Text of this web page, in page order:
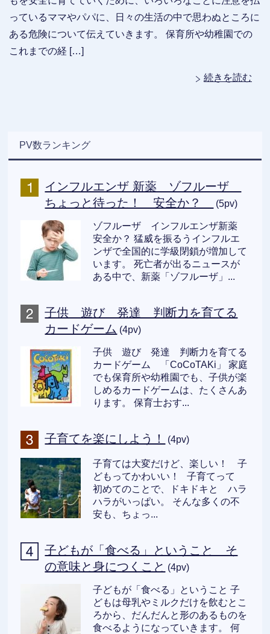
っているママやパパに、日々の生活の中で思わぬところに
ある危険について伝えていきます。 保育所や幼稚園での
これまでの経 […]
続きを読む
PV数ランキング
インフルエンザ 新薬 ゾフルーザ
ちょっと待った！ 安全か？
(5pv)
ゾフルーザ インフルエンザ新薬
安全か？ 猛威を振るうインフルエ
ンザで全国的に学級閉鎖が増加して
います。 死亡者が出るニュースが
ある中で、新薬「ゾフルーザ」...
子供 遊び 発達 判断力を育てる
カードゲーム (4pv)
子供 遊び 発達 判断力を育てる
カードゲーム 「CoCoTAKi」 家庭
でも保育所や幼稚園でも、子供が楽
しめるカードゲームは、たくさんあ
ります。 保育士おす...
子育てを楽にしよう！ (4pv)
子育ては大変だけど、楽しい！ 子
どもってかわいい！ 子育てって
初めてのことで、ドキドキと ハラ
ハラがいっぱい。 そんな多くの不
安も、ちょっ...
子どもが「食べる」ということ そ
の意味と身につくこと (4pv)
子どもが「食べる」ということ 子
どもは母乳やミルクだけを飲むとこ
ろから、だんだんと形のあるものを
食べるようになっていきます。 何